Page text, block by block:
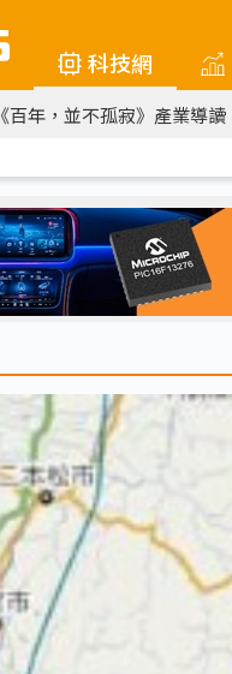
科技網
《百年，並不孤寂》產業導讀